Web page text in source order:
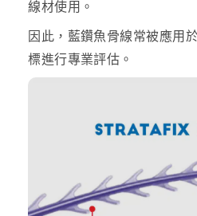
線材使用。
因此，藍鑽魚骨線常被應用
標進行專業評估。